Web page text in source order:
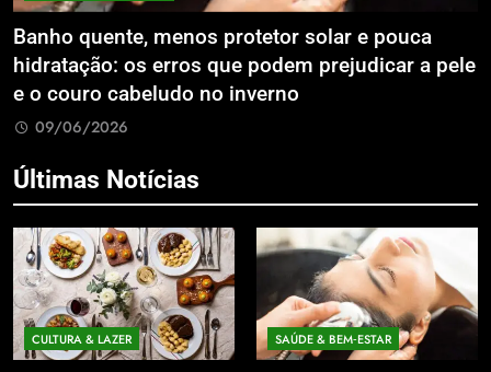
Banho quente, menos protetor solar e pouca
hidratação: os erros que podem prejudicar a pele
e o couro cabeludo no inverno
09/06/2026
Últimas Notícias
CULTURA & LAZER SAÚDE & BEM‑ESTAR